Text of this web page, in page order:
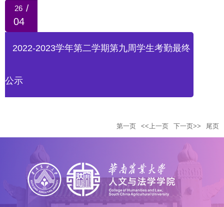
26 /
04
2022-2023学年第二学期第九周学生考勤最终
公示
第一页 <<上一页 下一页>> 尾页